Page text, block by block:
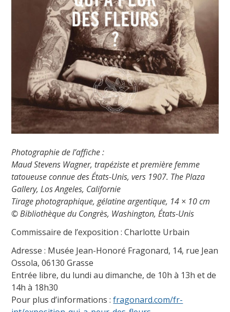
Photographie de l’affiche :
Maud Stevens Wagner, trapéziste et première femme
tatoueuse connue des États-Unis, vers 1907. The Plaza
Gallery, Los Angeles, Californie
Tirage photographique, gélatine argentique, 14 × 10 cm
© Bibliothèque du Congrès, Washington, États-Unis
Commissaire de l’exposition : Charlotte Urbain
Adresse : Musée Jean-Honoré Fragonard, 14, rue Jean
Ossola, 06130 Grasse
Entrée libre, du lundi au dimanche, de 10h à 13h et de
14h à 18h30
Pour plus d’informations :fragonard.com/fr-